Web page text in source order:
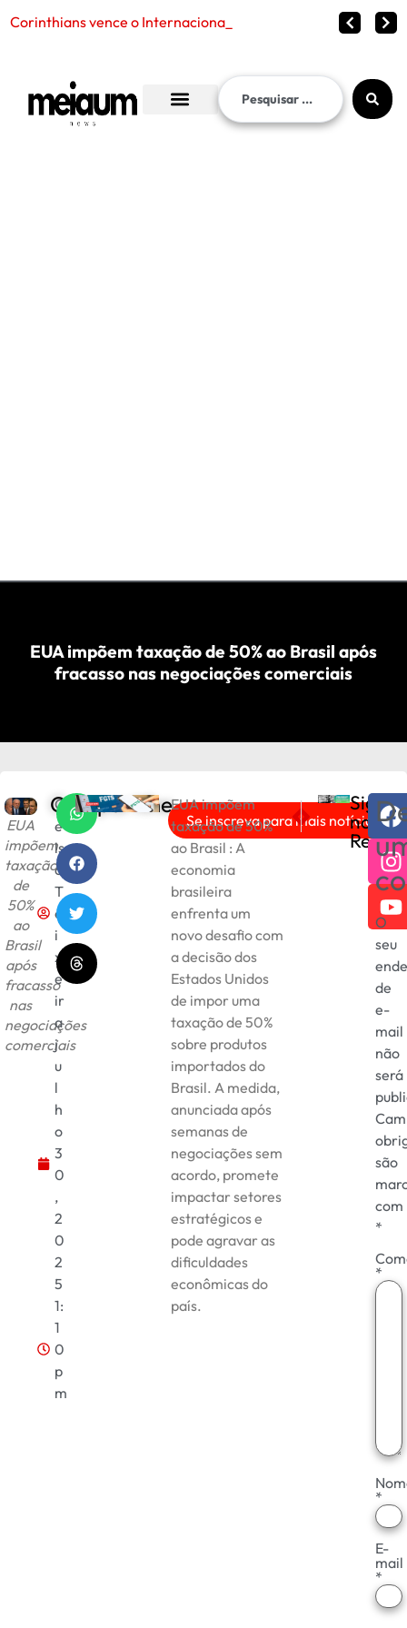
EUA impõem taxação de 50% ao Brasil após
fracasso nas negociações comerciais
EUA
impõem
taxação
de
50%
ao
Brasil
após
fracasso
nas
negociações
comerciais
C
e
ls
o
T
e
i
x
e
ir
a
j
u
l
h
o
3
0
,
2
0
2
5
1:
1
0
p
m
Compartilhe
Se inscreva para mais notícias!
EUA impõem
taxação de 50%
ao Brasil : A
economia
brasileira
enfrenta um
novo desafio com
a decisão dos
Estados Unidos
de impor uma
taxação de 50%
sobre produtos
importados do
Brasil. A medida,
anunciada após
semanas de
negociações sem
acordo, promete
impactar setores
estratégicos e
pode agravar as
dificuldades
econômicas do
país.
ANTERIOR
Flamengo vence e
PRÓXIMO
Tsunami chega aos EUA
Sigam
nas
Redes
O
seu
de
e-
mail
não
será
são
com
*
*
*
E-
mail
*